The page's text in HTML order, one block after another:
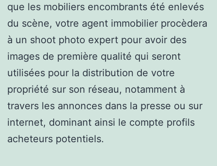
que les mobiliers encombrants été enlevés
du scène, votre agent immobilier procèdera
à un shoot photo expert pour avoir des
images de première qualité qui seront
utilisées pour la distribution de votre
propriété sur son réseau, notamment à
travers les annonces dans la presse ou sur
internet, dominant ainsi le compte profils
acheteurs potentiels.